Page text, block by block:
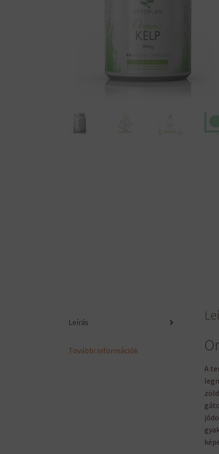
Leírás
További információk
A